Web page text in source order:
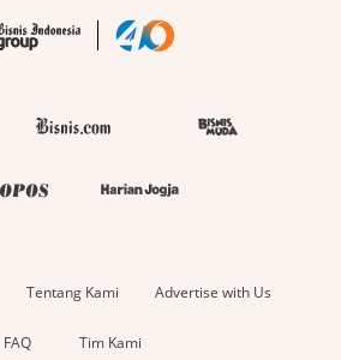
Tentang Kami Advertise with Us
FAQ Tim Kami